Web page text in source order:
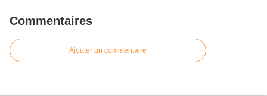
Commentaires
Ajouter un commentaire